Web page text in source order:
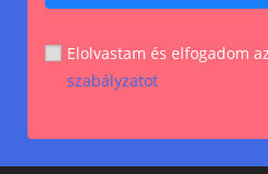
Elolvastam és elfogadom az
szabályzatot